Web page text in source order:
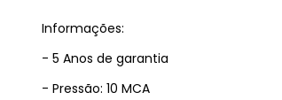
Informações:
- 5 Anos de garantia
- Pressão: 10 MCA